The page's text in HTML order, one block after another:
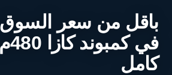
باقل من سعر
كامل